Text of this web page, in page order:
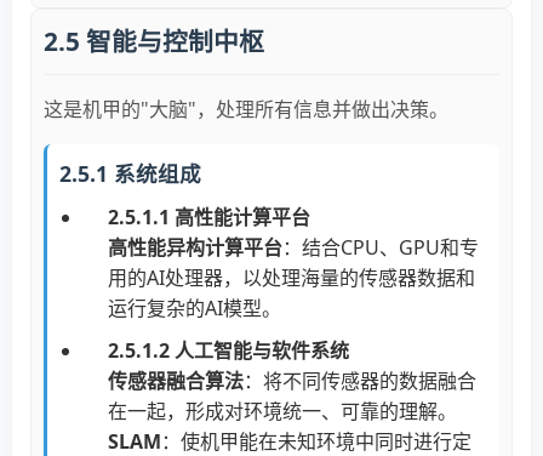
2.5 智能与控制中枢
这是机甲的"大脑"，处理所有信息并做出决策。
2.5.1 系统组成
2.5.1.1 高性能计算平台
高性能异构计算平台：结合CPU、GPU和专
用的AI处理器，以处理海量的传感器数据和
运行复杂的AI模型。
2.5.1.2 人工智能与软件系统
传感器融合算法：将不同传感器的数据融合
在一起，形成对环境统一、可靠的理解。
SLAM：使机甲能在未知环境中同时进行定